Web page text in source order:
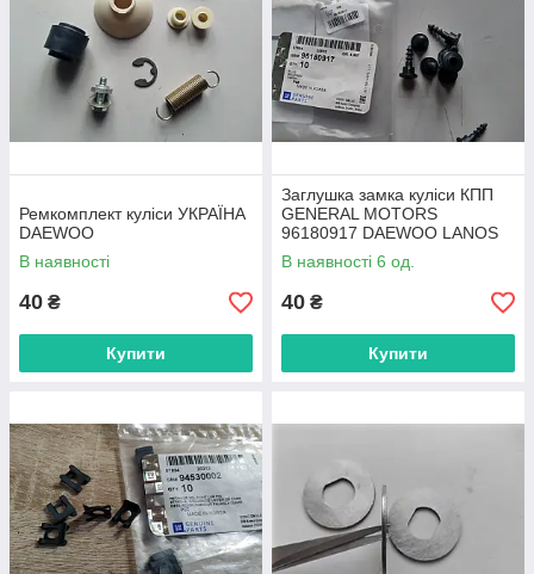
Ремкомплект куліси УКРАЇНА
DAEWOO
В наявності
40 ₴
Купити
Заглушка замка куліси КПП
GENERAL MOTORS
96180917 DAEWOO LANOS
В наявності 6 од.
40 ₴
Купити